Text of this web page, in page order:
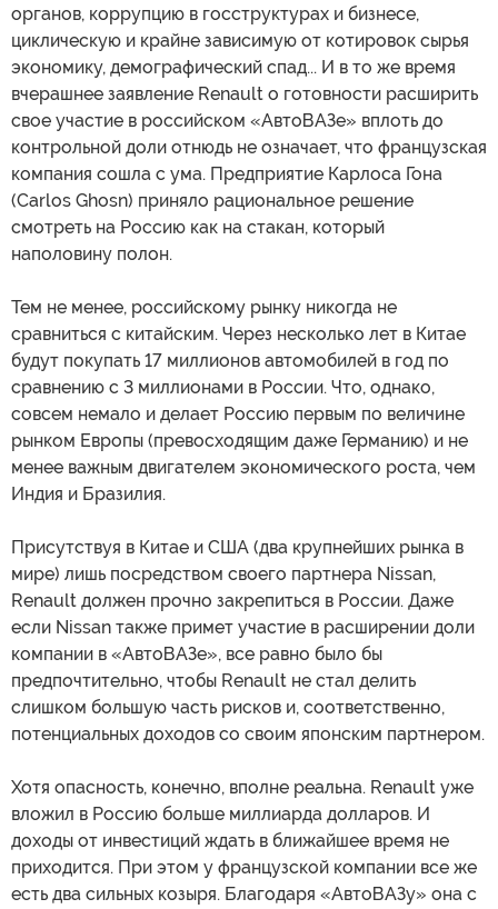
органов, коррупцию в госструктурах и бизнесе,
циклическую и крайне зависимую от котировок сырья
экономику, демографический спад... И в то же время
вчерашнее заявление Renault о готовности расширить
свое участие в российском «АвтоВАЗе» вплоть до
контрольной доли отнюдь не означает, что французская
компания сошла с ума. Предприятие Карлоса Гона
(Carlos Ghosn) приняло рациональное решение
смотреть на Россию как на стакан, который
наполовину полон.
Тем не менее, российскому рынку никогда не
сравниться с китайским. Через несколько лет в Китае
будут покупать 17 миллионов автомобилей в год по
сравнению с 3 миллионами в России. Что, однако,
совсем немало и делает Россию первым по величине
рынком Европы (превосходящим даже Германию) и не
менее важным двигателем экономического роста, чем
Индия и Бразилия.
Присутствуя в Китае и США (два крупнейших рынка в
мире) лишь посредством своего партнера Nissan,
Renault должен прочно закрепиться в России. Даже
если Nissan также примет участие в расширении доли
компании в «АвтоВАЗе», все равно было бы
предпочтительно, чтобы Renault не стал делить
слишком большую часть рисков и, соответственно,
потенциальных доходов со своим японским партнером.
Хотя опасность, конечно, вполне реальна. Renault уже
вложил в Россию больше миллиарда долларов. И
доходы от инвестиций ждать в ближайшее время не
приходится. При этом у французской компании все же
есть два сильных козыря. Благодаря «АвтоВАЗу» она с